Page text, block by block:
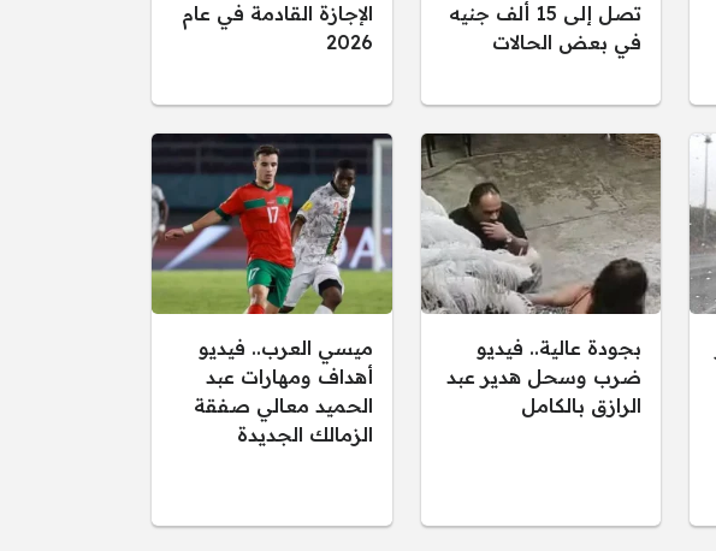
تصل إلى 15 ألف جنيه
في بعض الحالات
الإجازة القادمة في عام
2026
بجودة عالية.. فيديو
ضرب وسحل هدير عبد
الرازق بالكامل
ميسي العرب.. فيديو
أهداف ومهارات عبد
الحميد معالي صفقة
الزمالك الجديدة